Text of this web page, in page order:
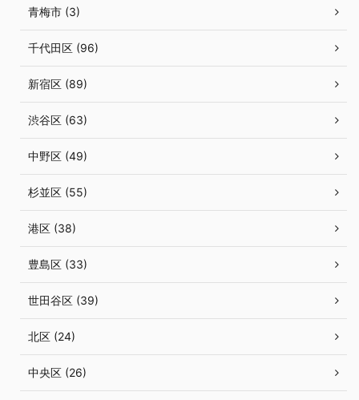
青梅市 (3)
千代田区 (96)
新宿区 (89)
渋谷区 (63)
中野区 (49)
杉並区 (55)
港区 (38)
豊島区 (33)
世田谷区 (39)
北区 (24)
中央区 (26)